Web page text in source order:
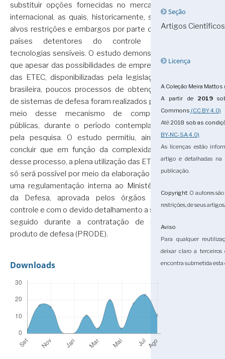
substituir opções fornecidas no mercado
internacional, as quais, historicamente, são
alvos restrições e embargos por parte dos
países detentores do controle de
tecnologias sensíveis. O estudo demonstra
que apesar das possibilidades de emprego
das ETEC, disponibilizadas pela legislação
brasileira, poucos processos de obtenção
de sistemas de defesa foram realizados por
meio desse mecanismo de compras
públicas, durante o período contemplado
pela pesquisa. O estudo permitiu, ainda,
concluir que em função da complexidade
desse processo, a plena utilização das ETEC
só será possível por meio da elaboração de
uma regulamentação interna ao Ministério
da Defesa, aprovada pelos órgãos de
controle e com o devido detalhamento a ser
seguido durante a contratação de um
produto de defesa (PRODE).
Downloads
Seção
Artigos Científicos
Licença
A Coleção Meira
A partir de
2019
Commons (CC BY 4.0)
Até2018 sob as
BY-NC-SA 4.0)
As licenças estão
artigo e detalhadas
publicação.
Copyright: O autores
restrições, de seus artigos.
Aviso
Para qualquer
deixar claro a
encontra submetida esta